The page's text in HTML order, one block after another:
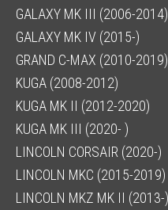
GALAXY MK III (2006-2014)
GALAXY MK IV (2015-)
GRAND C-MAX (2010-2019)
KUGA (2008-2012)
KUGA MK II (2012-2020)
KUGA MK III (2020- )
LINCOLN CORSAIR (2020-)
LINCOLN MKC (2015-2019)
LINCOLN MKZ MK II (2013-)